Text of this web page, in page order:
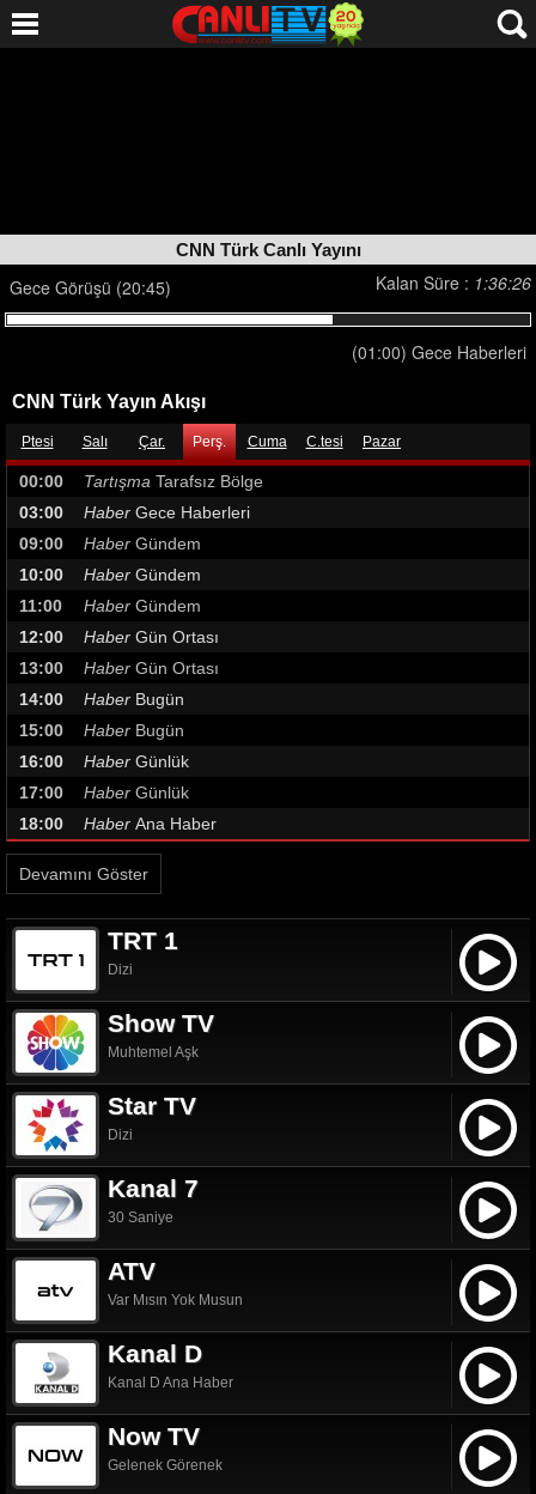
CNN Türk Canlı Yayını
Gece Görüşü (20:45) Kalan Süre : 1:36:26
(01:00) Gece Haberleri
CNN Türk Yayın Akışı
Ptesi Salı Çar. Perş. Cuma C.tesi Pazar
00:00 Tartışma Tarafsız Bölge
03:00
Haber Gece Haberleri
09:00
Haber Gündem
10:00
Haber Gündem
11:00
Haber Gündem
12:00
Haber Gün Ortası
13:00
Haber Gün Ortası
14:00
Haber Bugün
15:00
Haber Bugün
16:00
Haber Günlük
17:00
Haber Günlük
18:00
Haber Ana Haber
20:45
Haber Gece Görüşü
Devamını Göster
TRT 1
Dizi
Show TV
Muhtemel Aşk
Star TV
Dizi
Kanal 7
30 Saniye
ATV
Var Mısın Yok Musun
Kanal D
Kanal D Ana Haber
Now TV
Gelenek Görenek